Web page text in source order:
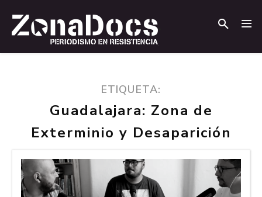
ETIQUETA:
Guadalajara: Zona de
Exterminio y Desaparición